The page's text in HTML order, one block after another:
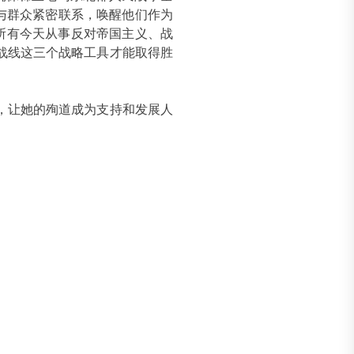
群众紧密联系，唤醒他们作为
有今天从事反对帝国主义、战
线这三个战略工具才能取得胜
她的殉道成为支持和发展人